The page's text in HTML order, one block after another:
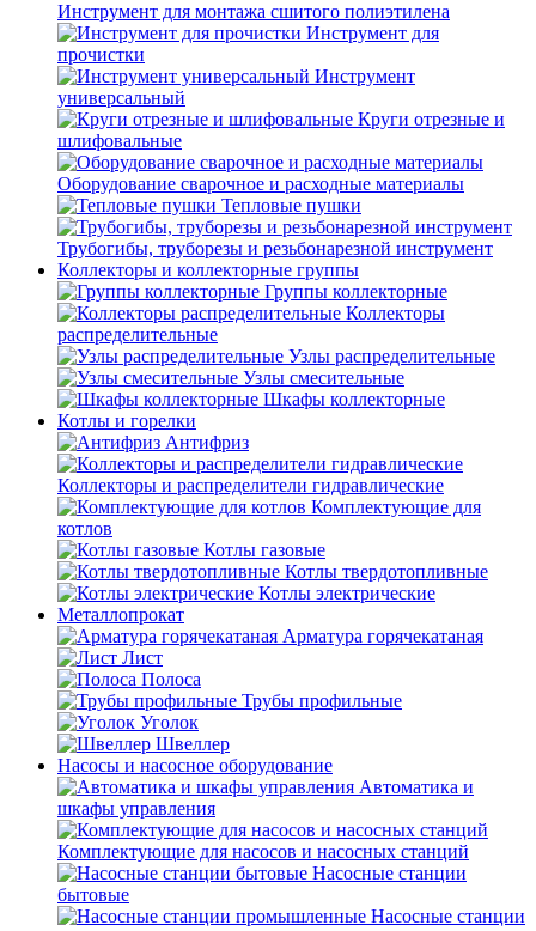
Инструмент для монтажа сшитого полиэтилена
Инструмент для
прочистки
Инструмент
универсальный
Круги отрезные и
шлифовальные
Оборудование сварочное и расходные материалы
Тепловые пушки
Трубогибы, труборезы и резьбонарезной инструмент
Коллекторы и коллекторные группы
Группы коллекторные
Коллекторы
распределительные
Узлы распределительные
Узлы смесительные
Шкафы коллекторные
Котлы и горелки
Антифриз
Коллекторы и распределители гидравлические
Комплектующие для
котлов
Котлы газовые
Котлы твердотопливные
Котлы электрические
Металлопрокат
Арматура горячекатаная
Лист
Полоса
Трубы профильные
Уголок
Швеллер
Насосы и насосное оборудование
Автоматика и
шкафы управления
Комплектующие для насосов и насосных станций
Насосные станции
бытовые
Насосные станции